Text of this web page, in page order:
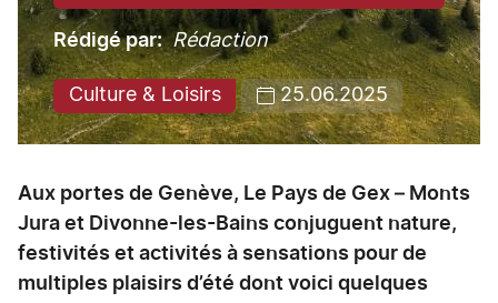
Rédigé par Rédaction
Culture & Loisirs 25.06.2025
Aux portes de Genève, Le Pays de Gex – Monts
Jura et Divonne-les-Bains conjuguent nature,
festivités et activités à sensations pour de
multiples plaisirs d’été dont voici quelques